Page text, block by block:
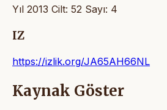
Yıl 2013 Cilt: 52 Sayı: 4
IZ
https://izlik.org/JA65AH66NL
Kaynak Göster